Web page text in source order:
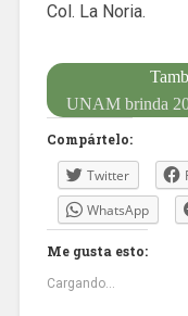
Col. La Noria.
UNAM brinda
Compártelo:
Twitter
WhatsApp
Me gusta esto:
Cargando...